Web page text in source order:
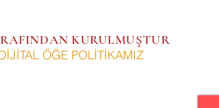
ÖĞE POLİTİKAMIZ
KURULMUŞTUR